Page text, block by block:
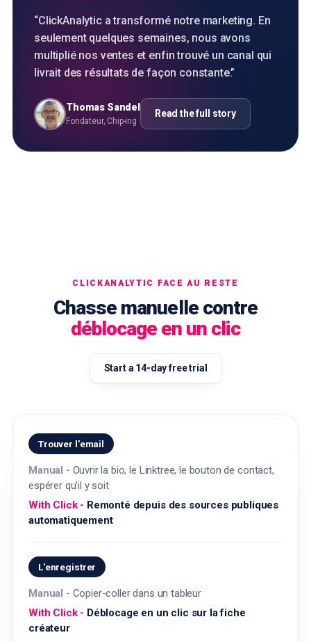
“ClickAnalytic a transformé notre marketing. En
seulement quelques semaines, nous avons
multiplié nos ventes et enfin trouvé un canal qui
livrait des résultats de façon constante.”
Thomas Sandel
Fondateur, Chip-ing
Read the full story
CLICKANALYTIC FACE AU RESTE
Chasse manuelle contre
déblocage en un clic
Start a 14-day free trial
Trouver l'email
Ouvrir la bio, le Linktree, le bouton de contact,
espérer qu'il y soit
Remonté depuis des sources publiques
automatiquement
L'enregistrer
Copier-coller dans un tableur
Déblocage en un clic sur la fiche
créateur